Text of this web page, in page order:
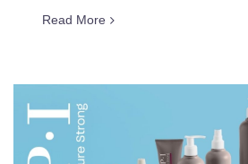
Read More